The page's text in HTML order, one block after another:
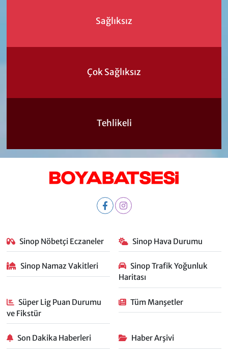
Sağlıksız
Çok Sağlıksız
Tehlikeli
Sinop Nöbetçi Eczaneler Sinop Hava Durumu
Sinop Namaz Vakitleri
Sinop Trafik Yoğunluk
Haritası
Süper Lig Puan Durumu
ve Fikstür
Tüm Manşetler
Son Dakika Haberleri Haber Arşivi